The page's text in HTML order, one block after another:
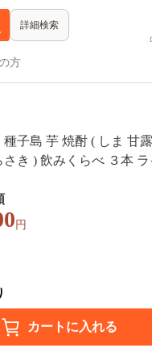
詳細検索
方
種子島 芋 焼酎 ( しま 甘
さき ) 飲みくらべ ３本
格芋焼酎 サツマイモ 黄金
安納いも 飲み比べ 25度
円